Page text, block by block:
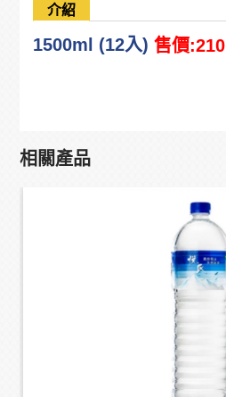
介紹
1500ml (12入) 售價:210
相關產品